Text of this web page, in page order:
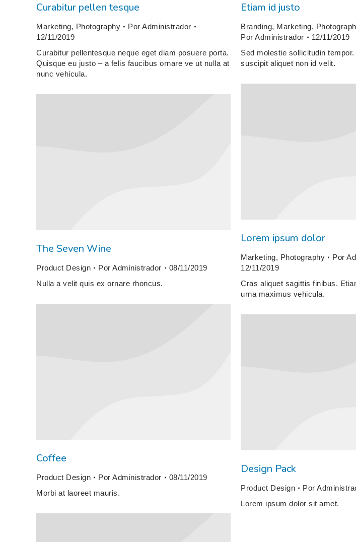
Curabitur pellen tesque
Marketing, Photography Por Administrador
12/11/2019
Curabitur pellentesque neque eget diam posuere porta.
Quisque eu justo – a felis faucibus ornare ve ut nulla at
nunc vehicula.
Etiam id justo
Branding, Marketing,
Por Administrador
12/11/2019
Sed molestie sollicitudin
suscipit aliquet non id velit.
Lorem ipsum dolor
Marketing, Photography Por
12/11/2019
Cras aliquet sagittis finibus.
urna maximus vehicula.
The Seven Wine
Product Design Por Administrador
08/11/2019
Nulla a velit quis ex ornare rhoncus.
Coffee
Product Design Por Administrador
08/11/2019
Morbi at laoreet mauris.
Design Pack
Product Design Por
Lorem ipsum dolor sit amet.